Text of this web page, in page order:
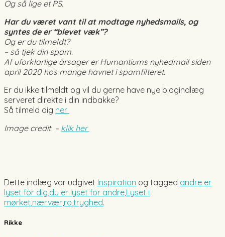
Og så lige et PS.
Har du været vant til at modtage nyhedsmails, og
syntes de er “blevet væk”?
Og er du tilmeldt?
– så tjek din spam.
Af uforklarlige årsager er Humantiums nyhedmail siden
april 2020 hos mange havnet i spamfilteret.
Er du ikke tilmeldt og vil du gerne have nye blogindlæg
serveret direkte i din indbakke?
Så tilmeld dig her
Image credit – klik her
Dette indlæg var udgivet Inspiration og tagged andre er
lyset for dig,du er lyset for andre,Lyset i
mørket,nærvær,ro,tryghed.
Rikke